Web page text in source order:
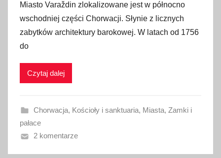
u
b
l
i
w
n
o
3
Miasto Varaždin zlokalizowane jest w północno
wschodniej części Chorwacji. Słynie z licznych
zabytków architektury barokowej. W latach od 1756
do
Czytaj dalej
Chorwacja, Kościoły i sanktuaria, Miasta, Zamki i
pałace
2 komentarze